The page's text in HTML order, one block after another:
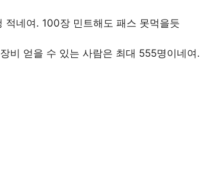
적네여. 100장 민트해도 패스 못먹을듯
비 얻을 수 있는 사람은 최대 555명이네여.